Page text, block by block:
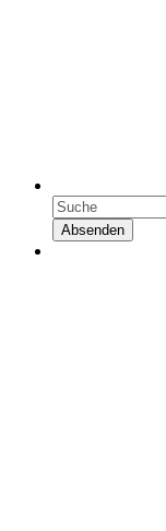
Absenden